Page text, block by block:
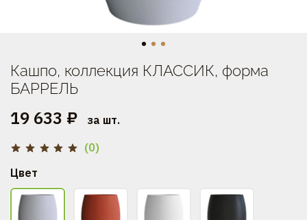
(0)
Кашпо, коллекция КЛАССИК, форма
БАРРЕЛЬ
19 633 ₽ за шт.
Цвет